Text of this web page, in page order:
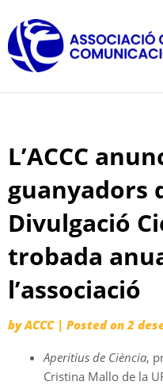
to
content
L’ACCC
guanyadors
Divulgació
trobada
l’associació
byACCC | Posted on 2
Aperitius de Ciència,
Cristina Mallo de la